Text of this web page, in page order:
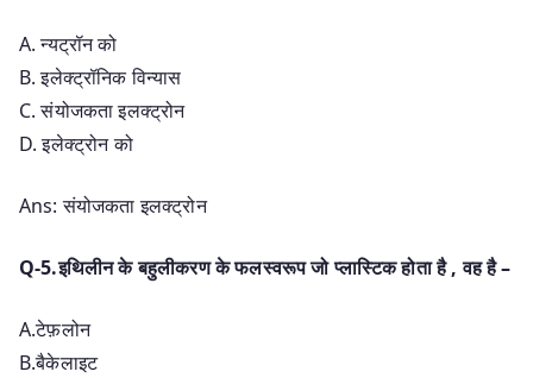
A. न्यट्रॉन को
B. इलेक्ट्रॉनिक विन्यास
C. संयोजकता इलक्ट्रोन
D. इलेक्ट्रोन को
Ans: संयोजकता इलक्ट्रोन
Q-5.इथिलीन के बहुलीकरण के फलस्वरूप जो प्लास्टिक होता है , वह है –
A.टेफ़लोन
B.बैकेलाइट